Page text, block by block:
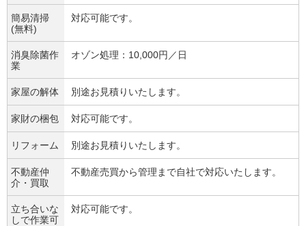
簡易清掃
(無料)
対応可能です。
消臭除菌作
業
オゾン処理：10,000円／日
家屋の解体 別途お見積りいたします。
家財の梱包 対応可能です。
リフォーム 別途お見積りいたします。
不動産仲
介・買取
不動産売買から管理まで自社で対応いたします。
立ち合いな
しで作業可
対応可能です。